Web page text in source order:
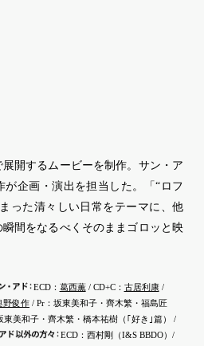
開するムービーを制作。サン・ア
が企画・演出を担当した。「“ロフ
った清々しい日常をテーマに、他
間をなるべくそのままゴロッと映
ン・ ア ド：ECD： 葛西薫/ CD+C： 古居利康/
野俊作 / Pr：坂東美和子・齊木繁・福島匠
東美和子・齊木繁・橋本祐樹（｢好き｣篇） /
ア ド以外の方々：ECD：西村剛（I&S BBDO）/